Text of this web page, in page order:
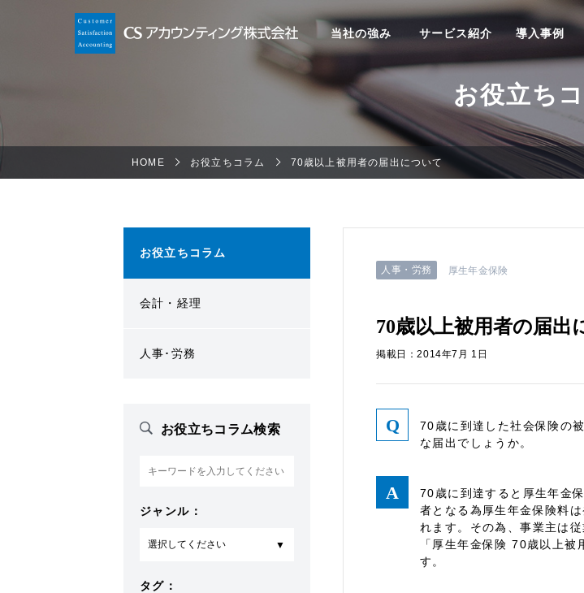
当社の強み サービス紹介 導入事例
お役立ち
HOME お役立ちコラム 70歳以上被用者の届出について
お役立ちコラム
会計・経理
人事･労務
お役立ちコラム検索
ジャンル：
タグ：
人事・労務 厚生年金保険
70歳以上被用者の届出
掲載日：2014年7月 1日
70歳に到達した社会保険の
な届出でしょうか。
70歳に到達すると厚生年金
者となる為厚生年金保険料
れます。その為、事業主は
「厚生年金保険 70歳以上
す。